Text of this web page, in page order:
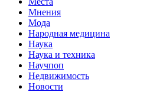
Мнения
Мода
Народная медицина
Наука
Наука и техника
Научпоп
Недвижимость
Новости